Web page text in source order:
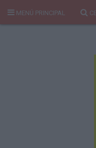
MENÚ PRINCIPAL